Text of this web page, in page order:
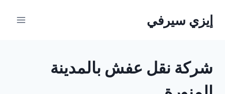
إيزي سيرفي
شركة نقل عفش بالمدينة